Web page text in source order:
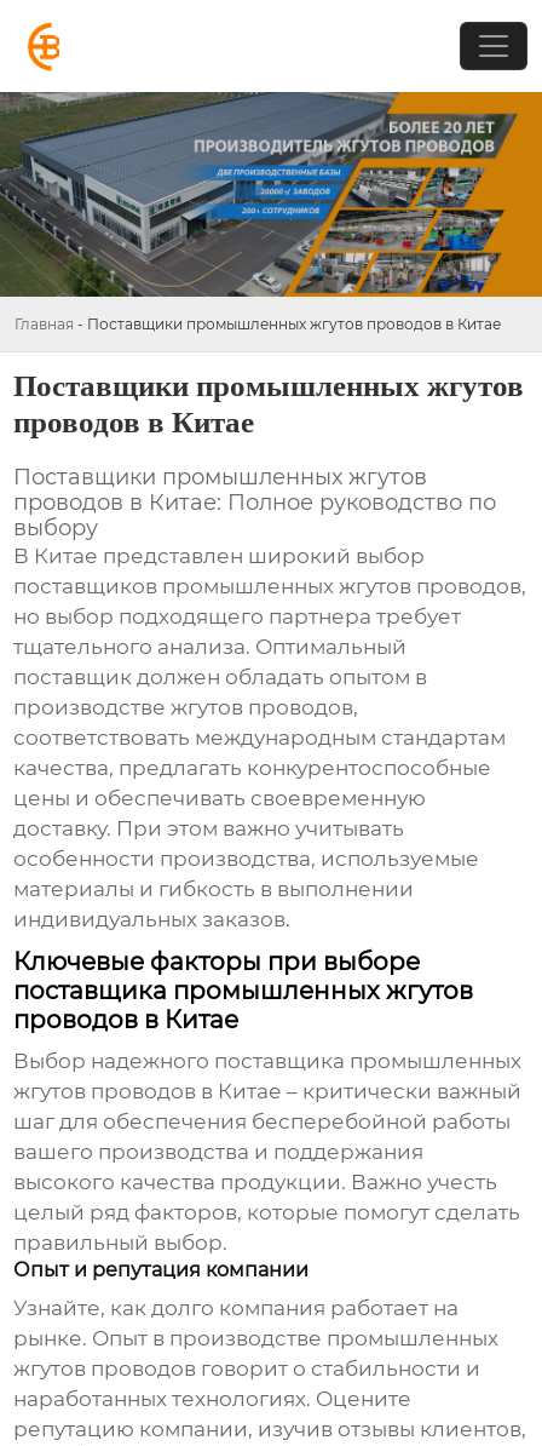
Главная - Поставщики промышленных жгутов проводов в Китае
Поставщики промышленных жгутов
проводов в Китае
Поставщики промышленных жгутов
проводов в Китае: Полное руководство по
выбору
В Китае представлен широкий выбор
поставщиков промышленных жгутов проводов,
но выбор подходящего партнера требует
тщательного анализа. Оптимальный
поставщик должен обладать опытом в
производстве жгутов проводов,
соответствовать международным стандартам
качества, предлагать конкурентоспособные
цены и обеспечивать своевременную
доставку. При этом важно учитывать
особенности производства, используемые
материалы и гибкость в выполнении
индивидуальных заказов.
Ключевые факторы при выборе
поставщика промышленных жгутов
проводов в Китае
Выбор надежного поставщика промышленных
жгутов проводов в Китае – критически важный
шаг для обеспечения бесперебойной работы
вашего производства и поддержания
высокого качества продукции. Важно учесть
целый ряд факторов, которые помогут сделать
правильный выбор.
Опыт и репутация компании
Узнайте, как долго компания работает на
рынке. Опыт в производстве промышленных
жгутов проводов говорит о стабильности и
наработанных технологиях. Оцените
репутацию компании, изучив отзывы клиентов,